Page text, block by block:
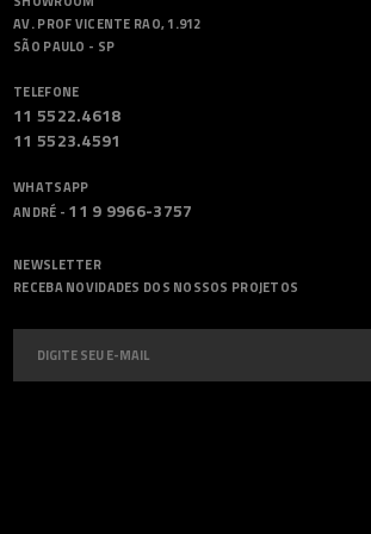
AV. PROF VICENTE RAO, 1.912
SÃO PAULO - SP
TELEFONE
11 5522.4618
11 5523.4591
WHATSAPP
ANDRÉ - 11 9 9966-3757
NEWSLETTER
RECEBA NOVIDADES DOS NOSSOS PROJETOS